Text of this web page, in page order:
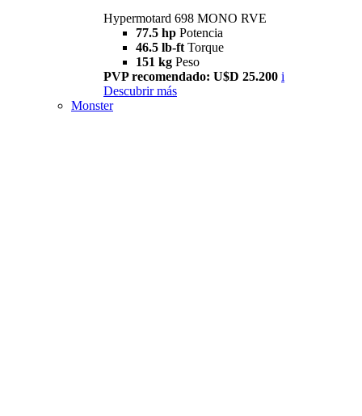
Hypermotard 698 MONO RVE
77.5 hp Potencia
46.5 lb-ft Torque
151 kg Peso
PVP recomendado: U$D 25.200 i
Descubrir más
Monster